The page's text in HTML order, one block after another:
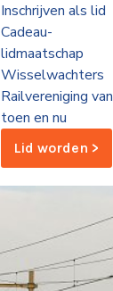
Inschrijven als lid
Cadeau-
lidmaatschap
Wisselwachters
Railvereniging van
toen en nu
Lid worden >